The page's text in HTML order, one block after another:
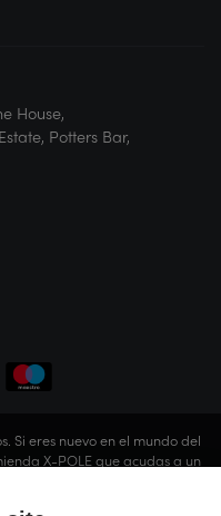
House,
Potters Bar,
Si eres nuevo en el mundo del
X-POLE que acudas a un